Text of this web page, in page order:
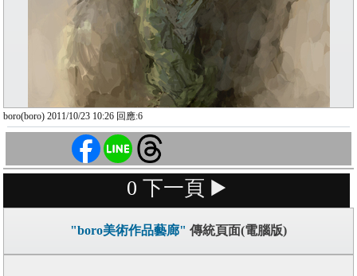
boro(boro) 2011/10/23 10:26 回應:6
0 下一頁 ▶️
"boro美術作品藝廊" 傳統頁面(電腦版)